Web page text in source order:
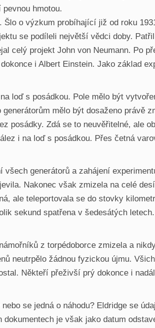
hmotou.
o výzkum probíhající již od roku
se podíleli největší vědci doby.
celý projekt John von Neumann. Po
i Albert Einstein. Jako základ
loď s posádkou. Pole mělo být
mělo být dosaženo právě
posádky. Zdá se to neuvěřitelné, ale
i na loď s posádkou. Přes četná
generátorů a zahájení
Nakonec však zmizela na celé
ale teleportovala se do stovky
sekund spatřena v šedesátých
z torpédoborce zmizela a
neutrpělo žádnou fyzickou újmu.
Někteří přeživší prý dokonce i
se jedná o náhodu? Eldridge se
je však jako datum